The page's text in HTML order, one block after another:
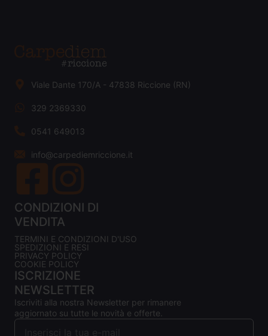
Viale Dante 170/A - 47838 Riccione (RN)
329 2369330
0541 649013
info@carpediemriccione.it
CONDIZIONI DI
VENDITA
TERMINI E CONDIZIONI D'USO
SPEDIZIONI E RESI
PRIVACY POLICY
COOKIE POLICY
ISCRIZIONE
NEWSLETTER
Iscriviti alla nostra Newsletter per rimanere
aggiornato su tutte le novità e offerte.